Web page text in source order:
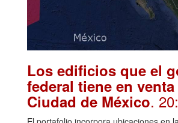
Los edificios que el
federal tiene en
Ciudad de México.